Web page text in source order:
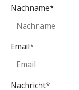
Nachname*
Email*
Nachricht*